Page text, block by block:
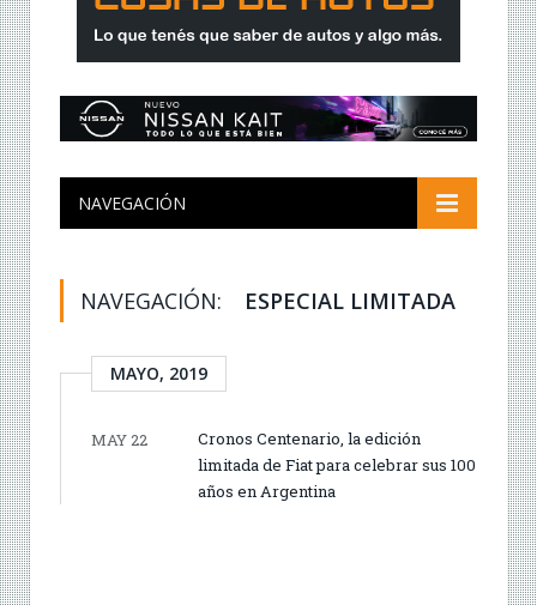
NAVEGACIÓN
NAVEGACIÓN: ESPECIAL LIMITADA
MAYO, 2019
MAY 22
Cronos Centenario, la edición
limitada de Fiat para celebrar sus 100
años en Argentina